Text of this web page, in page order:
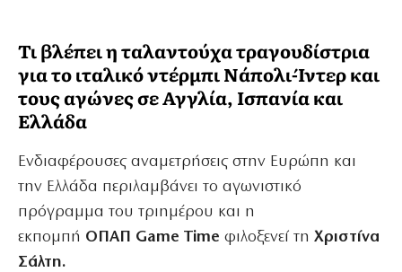
Τι βλέπει η ταλαντούχα τραγουδίστρια
για το ιταλικό ντέρμπι Νάπολι-Ίντερ και
τους αγώνες σε Αγγλία, Ισπανία και
Ελλάδα
Ενδιαφέρουσες αναμετρήσεις στην Ευρώπη και
την Ελλάδα περιλαμβάνει το αγωνιστικό
πρόγραμμα του τριημέρου και η
εκπομπή ΟΠΑΠ Game Time φιλοξενεί τη Χριστίνα
Σάλτη.